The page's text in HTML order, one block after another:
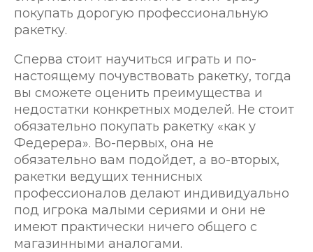
покупать дорогую профессиональную
ракетку.
Сперва стоит научиться играть и по-
настоящему почувствовать ракетку, тогда
вы сможете оценить преимущества и
недостатки конкретных моделей. Не стоит
обязательно покупать ракетку «как у
Федерера». Во-первых, она не
обязательно вам подойдет, а во-вторых,
ракетки ведущих теннисных
профессионалов делают индивидуально
под игрока малыми сериями и они не
имеют практически ничего общего с
магазинными аналогами.